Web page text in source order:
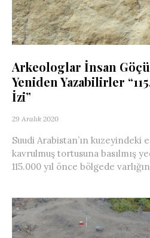
Arkeologlar İnsan
Yeniden Yazabilirler
İzi”
29 Aralık 2020
Suudi Arabistan’ın kuzeyindeki
kavrulmuş tortusuna basılmış
115.000 yıl önce bölgede